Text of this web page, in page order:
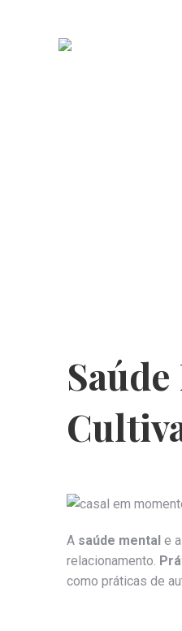
A saúde mental e
relacionamento.
como práticas de